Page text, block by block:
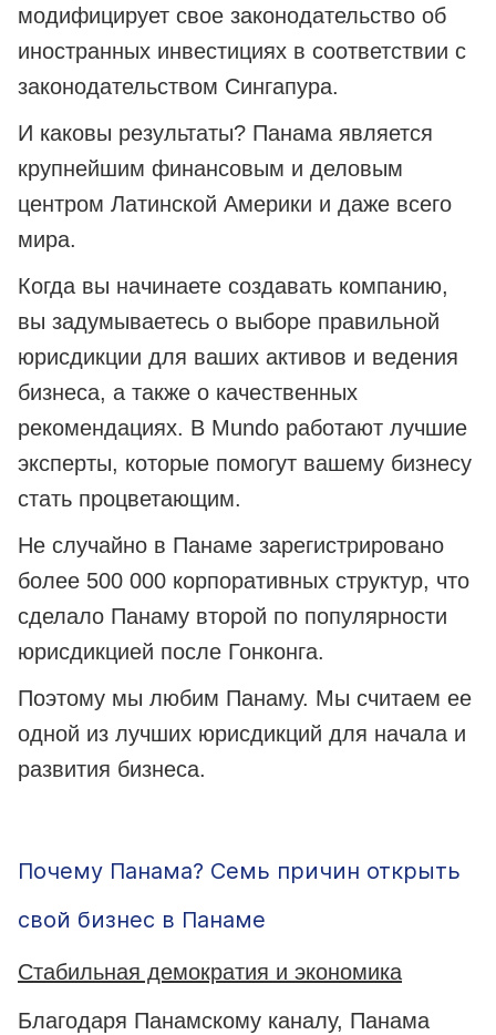
модифицирует свое законодательство об
иностранных инвестициях в соответствии с
законодательством Сингапура.
И каковы результаты? Панама является
крупнейшим финансовым и деловым
центром Латинской Америки и даже всего
мира.
Когда вы начинаете создавать компанию,
вы задумываетесь о выборе правильной
юрисдикции для ваших активов и ведения
бизнеса, а также о качественных
рекомендациях. В Mundo работают лучшие
эксперты, которые помогут вашему бизнесу
стать процветающим.
Не случайно в Панаме зарегистрировано
более 500 000 корпоративных структур, что
сделало Панаму второй по популярности
юрисдикцией после Гонконга.
Поэтому мы любим Панаму. Мы считаем ее
одной из лучших юрисдикций для начала и
развития бизнеса.
Почему Панама? Семь причин открыть
свой бизнес в Панаме
Стабильная демократия и экономика
Благодаря Панамскому каналу, Панама